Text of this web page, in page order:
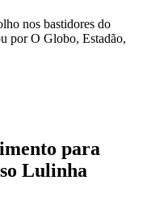
nos bastidores do
por O Globo, Estadão,
para
Lulinha